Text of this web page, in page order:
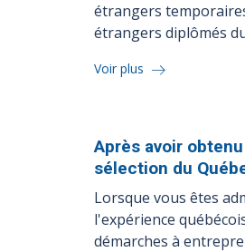
étrangers
étrangers diplômés
Voir plus
Après avoir
sélection du
Lorsque vous êtes
l'expérience
démarches à